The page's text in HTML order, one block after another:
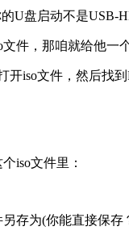
U盘启动不是USB-
件，那咱就给他一个
开iso文件，然后找
iso文件里：
存为(你能直接保